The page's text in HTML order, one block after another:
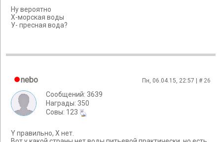
Ну вероятно
Х-морская воды
У- пресная вода?
nebo Пн, 06.04.15, 22:57 | # 26
Сообщений: 3639
Награды: 350
Cовы: 123
Y правильно, X нет.